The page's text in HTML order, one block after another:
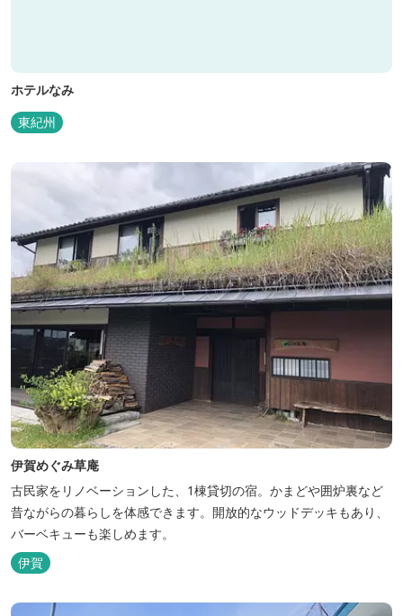
ホテルなみ
東紀州
伊賀めぐみ草庵
古民家をリノベーションした、1棟貸切の宿。かまどや囲炉裏など
昔ながらの暮らしを体感できます。開放的なウッドデッキもあり、
バーベキューも楽しめます。
伊賀